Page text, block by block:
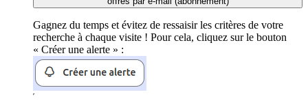
Gagnez du temps et évitez de ressaisir les critères de votre
recherche à chaque visite ! Pour cela, cliquez sur le bouton
« Créer une alerte » :